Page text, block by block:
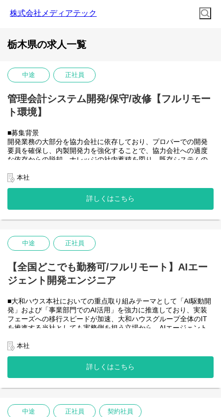
株式会社メディアテック
栃木県の求人一覧
中途 正社員
管理会計システム開発/保守/改修【フルリモー
ト環境】
■募集背景
開発業務の大部分を協力会社に依存しており、プロパーでの開発
要員を確保し、内製開発力を強化することで、協力会社への過度
な依存からの脱却、ナレッジの社内蓄積を図り、既存システムの
応できるチームへと成長させていきたい。
■業務内容
大和ハウスグループ全体のITを推進する当社にて、グループ会社
(大和ハウス含)の社内システム開発、改修に携わって頂きます。
・HTML5 アプリケーション（JavaScript / jQuery / Vue.js）を用い
・CAP（Cloud Application Programming Model / Node.js）および
OData を用いたデータアクセス・バックエンド開発・保守
・SAP HANA SQL / Calculation View / Procedure によるデータモ
デリング・DB開発
国どこからでも働いていただけます。
入社日以外の出社は基本的にないので、入社後の勤務地は問いま
せん。また、働く時間に制限もなく、月160時間の勤務で、午前5
時～22時までの間であれば、自由な時間に働いていただけます。
児、介護などとの両立も可能です。社員が仕事をしやすい環境を
本社
詳しくはこちら
中途 正社員
【全国どこでも勤務可/フルリモート】AIエー
ジェント開発エンジニア
■大和ハウス本社においての重点取り組みテーマとして「AI駆動開
発」および「事業部門でのAI活用」を強力に推進しており、実装
フェーズへの移行スピードが加速、大和ハウスグループ全体のIT
を推進する当社としても実務側を担う立場から、AIエージェント
務としチームの拡大を図っています。
なお、フルリモート勤務可能なので、勤務地は北海道から沖縄ま
で、日本全国どこからでも働いていただけます。
入社日以外の出社は年１～４回程度なので、入社後の勤務地は国
また、働く時間に制限もなく、月160時間の勤務で、午前５時～２
を途中で中断したり、働く時間を調整できるので、家事、育児、
本社
詳しくはこちら
中途 正社員 契約社員